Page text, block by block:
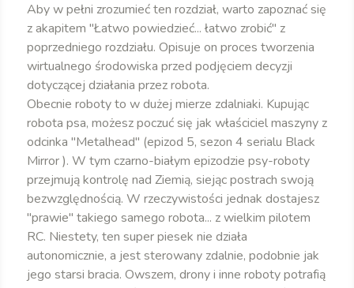
Aby w pełni zrozumieć ten rozdział, warto zapoznać się
z akapitem "Łatwo powiedzieć... łatwo zrobić" z
poprzedniego rozdziału. Opisuje on proces tworzenia
wirtualnego środowiska przed podjęciem decyzji
dotyczącej działania przez robota.
Obecnie roboty to w dużej mierze zdalniaki. Kupując
robota psa, możesz poczuć się jak właściciel maszyny z
odcinka "Metalhead" (epizod 5, sezon 4 serialu Black
Mirror ). W tym czarno-białym epizodzie psy-roboty
przejmują kontrolę nad Ziemią, siejąc postrach swoją
bezwzględnością. W rzeczywistości jednak dostajesz
"prawie" takiego samego robota... z wielkim pilotem
RC. Niestety, ten super piesek nie działa
autonomicznie, a jest sterowany zdalnie, podobnie jak
jego starsi bracia. Owszem, drony i inne roboty potrafią